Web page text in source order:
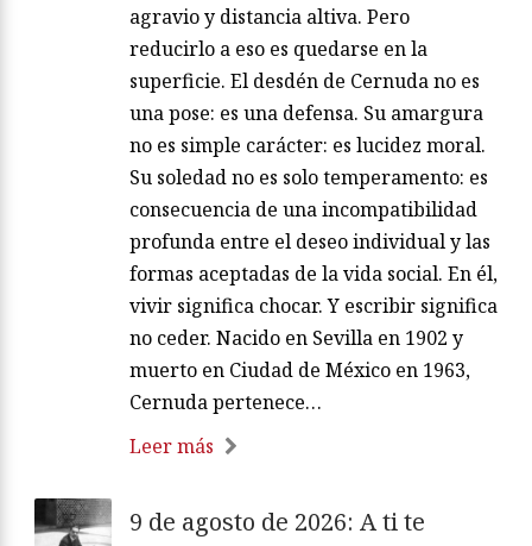
agravio y distancia altiva. Pero
reducirlo a eso es quedarse en la
superficie. El desdén de Cernuda no es
una pose: es una defensa. Su amargura
no es simple carácter: es lucidez moral.
Su soledad no es solo temperamento: es
consecuencia de una incompatibilidad
profunda entre el deseo individual y las
formas aceptadas de la vida social. En él,
vivir significa chocar. Y escribir significa
no ceder. Nacido en Sevilla en 1902 y
muerto en Ciudad de México en 1963,
Cernuda pertenece…
Leer más
9 de agosto de 2026: A ti te